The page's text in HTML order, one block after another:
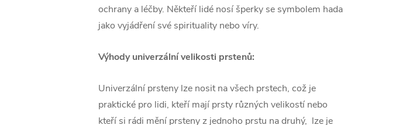
ochrany a léčby. Někteří lidé nosí šperky se symbolem hada
jako vyjádření své spirituality nebo víry.
Výhody univerzální velikosti prstenů:
Univerzální prsteny lze nosit na všech prstech, což je
praktické pro lidi, kteří mají prsty různých velikostí nebo
kteří si rádi mění prsteny z jednoho prstu na druhý, lze je